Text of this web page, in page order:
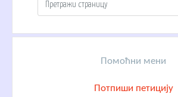
Помоћни мени
Потпиши петицију